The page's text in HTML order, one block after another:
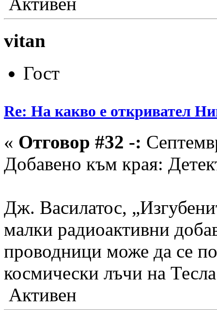
vitan
Гост
Re: На какво е откривател
« Отговор #32 -:
Добавено към края:
Дж. Василатос,
малки радиоактивни
проводници може да се
космически лъчи на
Активен